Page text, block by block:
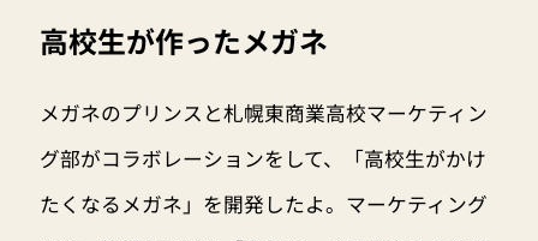
高校生が作ったメガネ
メガネのプリンスと札幌東商業高校マーケティン
グ部がコラボレーションをして、「高校生がかけ
たくなるメガネ」を開発したよ。マーケティング